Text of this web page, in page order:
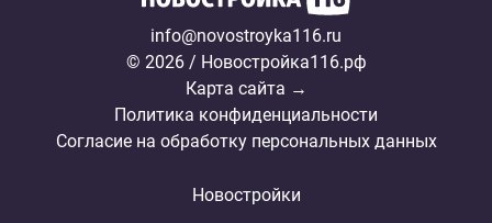
info@novostroyka116.ru
© 2026 / Новостройка116.рф
Карта сайта →
Политика конфиденциальности
Согласие на обработку персональных данных
Новостройки